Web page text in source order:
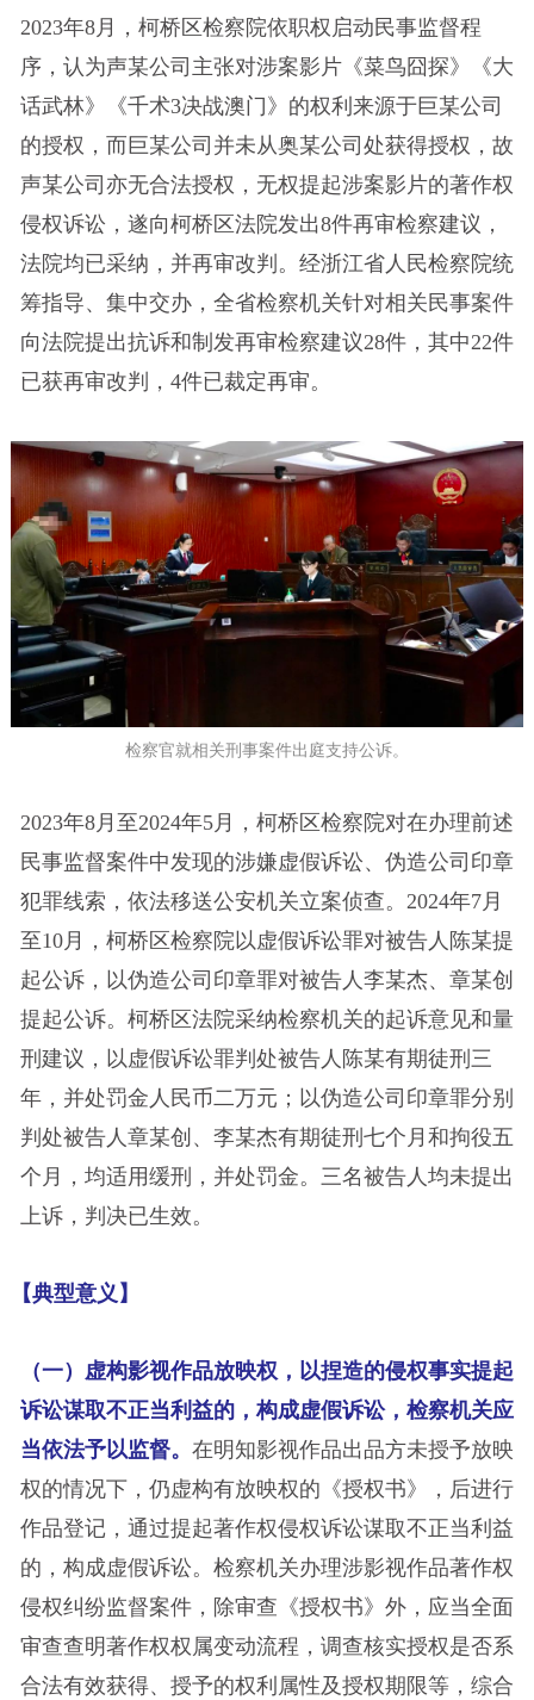
2023年8月，柯桥区检察院依职权启动民事监督程
序，认为声某公司主张对涉案影片《菜鸟囧探》《大
话武林》《千术3决战澳门》的权利来源于巨某公司
的授权，而巨某公司并未从奥某公司处获得授权，故
声某公司亦无合法授权，无权提起涉案影片的著作权
侵权诉讼，遂向柯桥区法院发出8件再审检察建议，
法院均已采纳，并再审改判。经浙江省人民检察院统
筹指导、集中交办，全省检察机关针对相关民事案件
向法院提出抗诉和制发再审检察建议28件，其中22件
已获再审改判，4件已裁定再审。
检察官就相关刑事案件出庭支持公诉。
2023年8月至2024年5月，柯桥区检察院对在办理前述
民事监督案件中发现的涉嫌虚假诉讼、伪造公司印章
犯罪线索，依法移送公安机关立案侦查。2024年7月
至10月，柯桥区检察院以虚假诉讼罪对被告人陈某提
起公诉，以伪造公司印章罪对被告人李某杰、章某创
提起公诉。柯桥区法院采纳检察机关的起诉意见和量
刑建议，以虚假诉讼罪判处被告人陈某有期徒刑三
年，并处罚金人民币二万元；以伪造公司印章罪分别
判处被告人章某创、李某杰有期徒刑七个月和拘役五
个月，均适用缓刑，并处罚金。三名被告人均未提出
上诉，判决已生效。
【典型意义】
（一）虚构影视作品放映权，以捏造的侵权事实提起
诉讼谋取不正当利益的，构成虚假诉讼，检察机关应
当依法予以监督。 在明知影视作品出品方未授予放映
权的情况下，仍虚构有放映权的《授权书》，后进行
作品登记，通过提起著作权侵权诉讼谋取不正当利益
的，构成虚假诉讼。检察机关办理涉影视作品著作权
侵权纠纷监督案件，除审查《授权书》外，应当全面
审查查明著作权权属变动流程，调查核实授权是否系
合法有效获得、授予的权利属性及授权期限等，综合